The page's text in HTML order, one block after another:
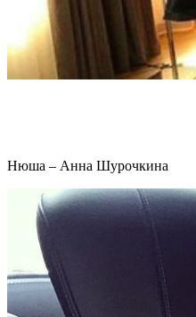
Нюша – Анна Шурочкина